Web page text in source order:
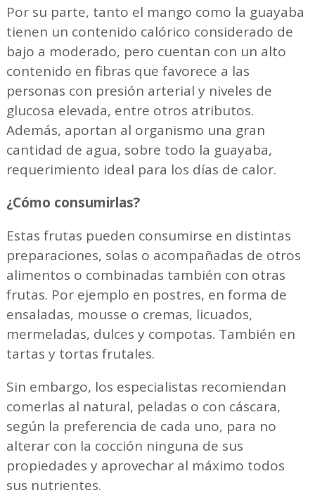
Por su parte, tanto el mango como la guayaba
tienen un contenido calórico considerado de
bajo a moderado, pero cuentan con un alto
contenido en fibras que favorece a las
personas con presión arterial y niveles de
glucosa elevada, entre otros atributos.
Además, aportan al organismo una gran
cantidad de agua, sobre todo la guayaba,
requerimiento ideal para los días de calor.
¿Cómo consumirlas?
Estas frutas pueden consumirse en distintas
preparaciones, solas o acompañadas de otros
alimentos o combinadas también con otras
frutas. Por ejemplo en postres, en forma de
ensaladas, mousse o cremas, licuados,
mermeladas, dulces y compotas. También en
tartas y tortas frutales.
Sin embargo, los especialistas recomiendan
comerlas al natural, peladas o con cáscara,
según la preferencia de cada uno, para no
alterar con la cocción ninguna de sus
propiedades y aprovechar al máximo todos
sus nutrientes.